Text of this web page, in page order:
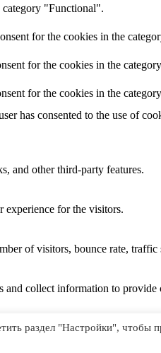
раздел "Настройки", чтобы
category "Functional".
for the cookies in the
for the cookies in the
for the cookies in the
has consented to the use of
and other third-party features.
experience for the visitors.
of visitors, bounce rate, traffic
and collect information to provide